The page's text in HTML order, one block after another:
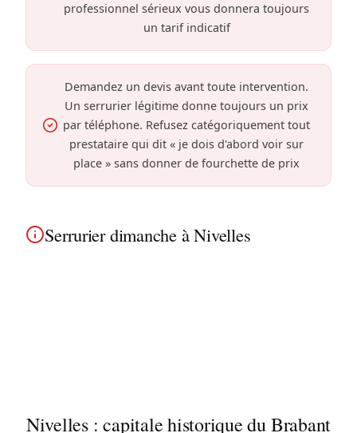
professionnel sérieux vous donnera toujours
un tarif indicatif
Demandez un devis avant toute intervention.
Un serrurier légitime donne toujours un prix
par téléphone. Refusez catégoriquement tout
prestataire qui dit « je dois d'abord voir sur
place » sans donner de fourchette de prix
Serrurier dimanche à Nivelles
Nivelles : capitale historique du Brabant